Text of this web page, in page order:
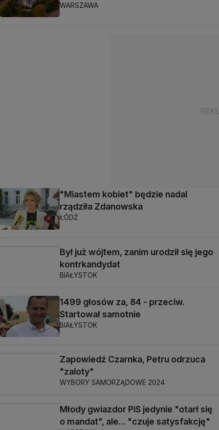
WARSZAWA
"Miastem kobiet" będzie nadal
rządziła Zdanowska
ŁÓDŹ
Był już wójtem, zanim urodził się jego
kontrkandydat
BIAŁYSTOK
1499 głosów za, 84 - przeciw.
Startował samotnie
BIAŁYSTOK
Zapowiedź Czarnka, Petru odrzuca
"zaloty"
WYBORY SAMORZĄDOWE 2024
Młody gwiazdor PiS jedynie "otarł się
o mandat", ale... "czuje satysfakcję"